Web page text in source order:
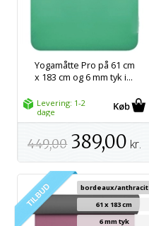
Yogamåtte Pro på 61 cm
x 183 cm og 6 mm tyk i...
Levering: 1-2
dage
449,00 389,00 kr.
bordeaux/anthracit
61 x 183 cm
6 mm tyk